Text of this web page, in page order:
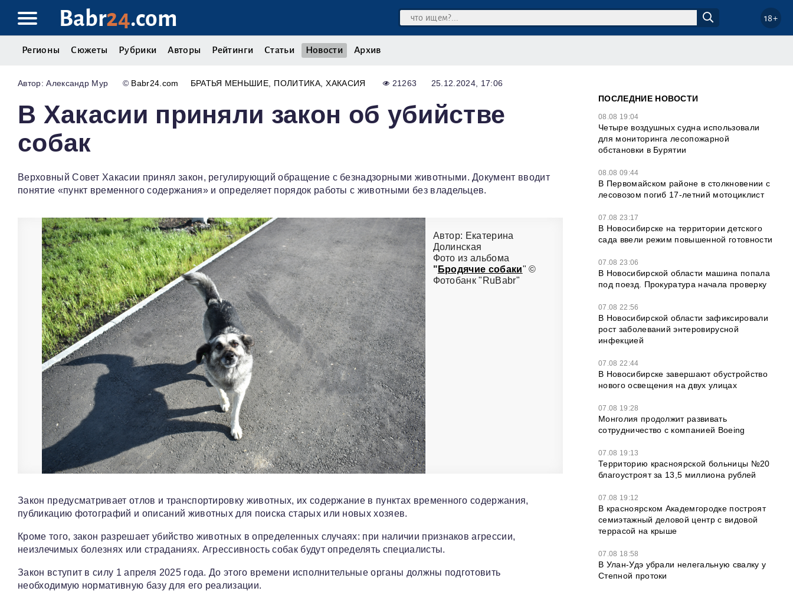
Babr24.com 18+
Регионы Сюжеты Рубрики Авторы Рейтинги Статьи Новости Архив
Александр Мур © Babr24.com БРАТЬЯ МЕНЬШИЕ ПОЛИТИКА ХАКАСИЯ 21263 25.12.2024, 17:06
В Хакасии приняли закон об убийстве
собак
Верховный Совет Хакасии принял закон, регулирующий обращение с безнадзорными животными. Документ вводит
понятие «пункт временного содержания» и определяет порядок работы с животными без владельцев.
Автор: Екатерина
Долинская
Фото из альбома
" Бродячие собаки" ©
Фотобанк "RuBabr"
Закон предусматривает отлов и транспортировку животных, их содержание в пунктах временного содержания,
публикацию фотографий и описаний животных для поиска старых или новых хозяев.
Кроме того, закон разрешает убийство животных в определенных случаях: при наличии признаков агрессии,
неизлечимых болезнях или страданиях. Агрессивность собак будут определять специалисты.
Закон вступит в силу 1 апреля 2025 года. До этого времени исполнительные органы должны подготовить
необходимую нормативную базу для его реализации.
ПОСЛЕДНИЕ НОВОСТИ
08.08 19:04
Четыре воздушных судна использовали
для мониторинга лесопожарной
обстановки в Бурятии
08.08 09:44
В Первомайском районе в столкновении с
лесовозом погиб 17-летний мотоциклист
07.08 23:17
В Новосибирске на территории детского
сада ввели режим повышенной готовности
07.08 23:06
В Новосибирской области машина попала
под поезд. Прокуратура начала проверку
07.08 22:56
В Новосибирской области зафиксировали
рост заболеваний энтеровирусной
инфекцией
07.08 22:44
В Новосибирске завершают обустройство
нового освещения на двух улицах
07.08 19:28
Монголия продолжит развивать
сотрудничество с компанией Boeing
07.08 19:13
Территорию красноярской больницы №20
благоустроят за 13,5 миллиона рублей
07.08 19:12
В красноярском Академгородке построят
семиэтажный деловой центр с видовой
террасой на крыше
07.08 18:58
В Улан-Удэ убрали нелегальную свалку у
Степной протоки